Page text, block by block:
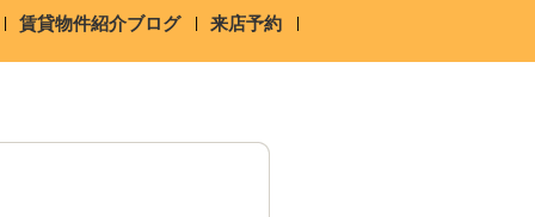
賃貸物件紹介ブログ 来店予約